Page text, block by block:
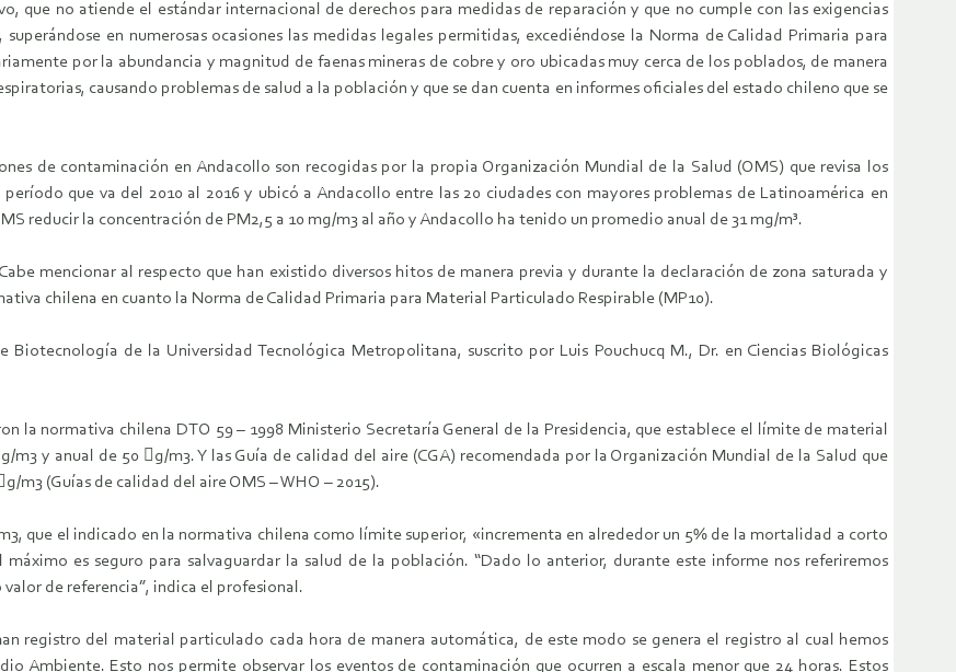
que no atiende el estándar internacional de derechos para medidas de reparación y que no cumple con las exigencias
en numerosas ocasiones las medidas legales permitidas, excediéndose la Norma de Calidad Primaria para
por la abundancia y magnitud de faenas mineras de cobre y oro ubicadas muy cerca de los poblados, de manera
causando problemas de salud a la población y que se dan cuenta en informes oficiales del estado chileno que se
de contaminación en Andacollo son recogidas por la propia Organización Mundial de la Salud (OMS) que revisa los
que va del 2010 al 2016 y ubicó a Andacollo entre las 20 ciudades con mayores problemas de Latinoamérica en
reducir la concentración de PM2,5 a 10 mg/m3 al año y Andacollo ha tenido un promedio anual de 31 mg/m³.
mencionar al respecto que han existido diversos hitos de manera previa y durante la declaración de zona saturada y
chilena en cuanto la Norma de Calidad Primaria para Material Particulado Respirable (MP10).
de la Universidad Tecnológica Metropolitana, suscrito por Luis Pouchucq M., Dr. en Ciencias Biológicas
la normativa chilena DTO 59 – 1998 Ministerio Secretaría General de la Presidencia, que establece el límite de material
m3 y anual de 50 g/m3. Y las Guía de calidad del aire (CGA) recomendada por la Organización Mundial de la Salud que
m3 (Guías de calidad del aire OMS – WHO – 2015).
que el indicado en la normativa chilena como límite superior, «incrementa en alrededor un 5% de la mortalidad a corto
es seguro para salvaguardar la salud de la población. “Dado lo anterior, durante este informe nos referiremos
de referencia”, indica el profesional.
registro del material particulado cada hora de manera automática, de este modo se genera el registro al cual hemos
Ambiente. Esto nos permite observar los eventos de contaminación que ocurren a escala menor que 24 horas. Estos